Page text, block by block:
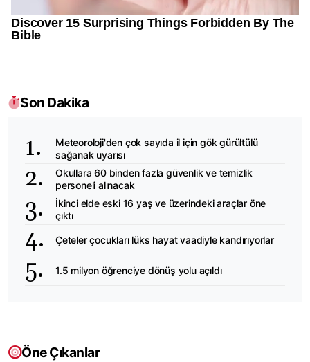
Son Dakika
Meteoroloji'den çok sayıda il için gök gürültülü
sağanak uyarısı
Okullara 60 binden fazla güvenlik ve temizlik
personeli alınacak
İkinci elde eski 16 yaş ve üzerindeki araçlar öne
çıktı
Çeteler çocukları lüks hayat vaadiyle kandırıyorlar
1.5 milyon öğrenciye dönüş yolu açıldı
Öne Çıkanlar